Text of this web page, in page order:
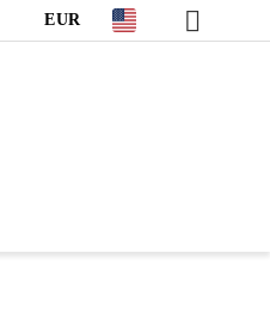
EUR